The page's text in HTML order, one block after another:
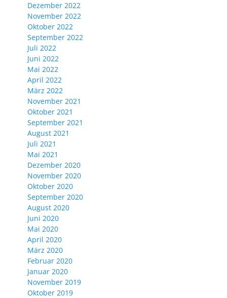
Dezember 2022
November 2022
Oktober 2022
September 2022
Juli 2022
Juni 2022
Mai 2022
April 2022
März 2022
November 2021
Oktober 2021
September 2021
August 2021
Juli 2021
Mai 2021
Dezember 2020
November 2020
Oktober 2020
September 2020
August 2020
Juni 2020
Mai 2020
April 2020
März 2020
Februar 2020
Januar 2020
November 2019
Oktober 2019